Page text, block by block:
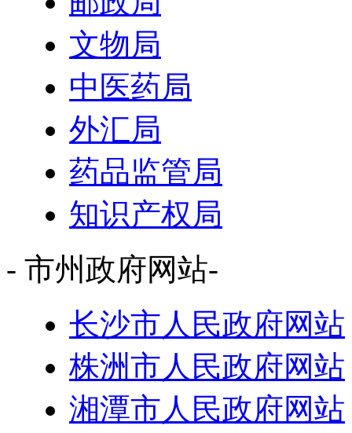
文物局
中医药局
外汇局
药品监管局
知识产权局
- 市州政府网站-
长沙市人民政府网站
株洲市人民政府网站
湘潭市人民政府网站